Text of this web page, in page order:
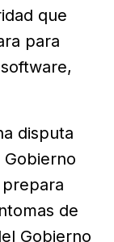
que
para
disputa
de
Gobierno